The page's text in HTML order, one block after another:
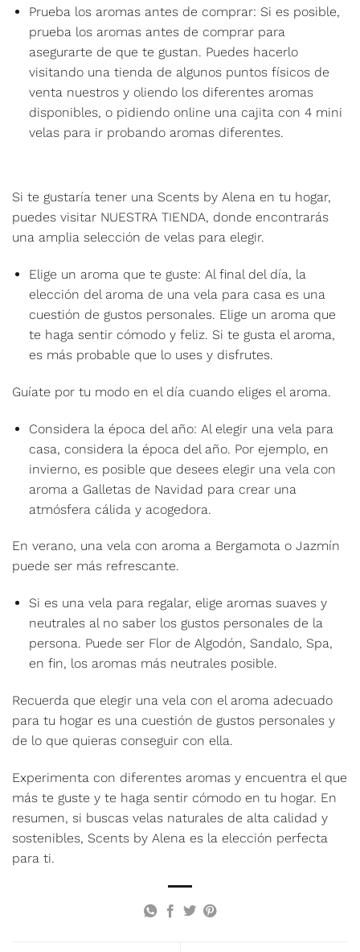
Prueba los aromas antes de comprar: Si es posible,
prueba los aromas antes de comprar para
asegurarte de que te gustan. Puedes hacerlo
visitando una tienda de algunos puntos físicos de
venta nuestros y oliendo los diferentes aromas
disponibles, o pidiendo online una cajita con 4 mini
velas para ir probando aromas diferentes.
Si te gustaría tener una Scents by Alena en tu hogar,
puedes visitar NUESTRA TIENDA, donde encontrarás
una amplia selección de velas para elegir.
Elige un aroma que te guste: Al final del día, la
elección del aroma de una vela para casa es una
cuestión de gustos personales. Elige un aroma que
te haga sentir cómodo y feliz. Si te gusta el aroma,
es más probable que lo uses y disfrutes.
Guíate por tu modo en el día cuando eliges el aroma.
Considera la época del año: Al elegir una vela para
casa, considera la época del año. Por ejemplo, en
invierno, es posible que desees elegir una vela con
aroma a Galletas de Navidad para crear una
atmósfera cálida y acogedora.
En verano, una vela con aroma a Bergamota o Jazmín
puede ser más refrescante.
Si es una vela para regalar, elige aromas suaves y
neutrales al no saber los gustos personales de la
persona. Puede ser Flor de Algodón, Sandalo, Spa,
en fin, los aromas más neutrales posible.
Recuerda que elegir una vela con el aroma adecuado
para tu hogar es una cuestión de gustos personales y
de lo que quieras conseguir con ella.
Experimenta con diferentes aromas y encuentra el que
más te guste y te haga sentir cómodo en tu hogar. En
resumen, si buscas velas naturales de alta calidad y
sostenibles, Scents by Alena es la elección perfecta
para ti.